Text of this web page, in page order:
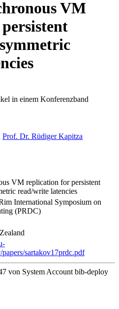
VM
in einem Konferenzband
Prof. Dr. Rüdiger Kapitza
VM replication for persistent
read/write latencies
International Symposium on
(PRDC)
papers/sartakov17prdc.pdf
von System Account bib-deploy